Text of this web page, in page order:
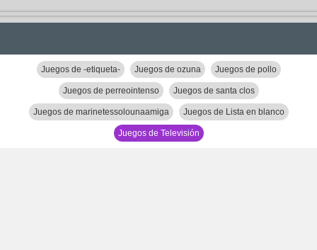
Juegos de -etiqueta- Juegos de ozuna Juegos de pollo
Juegos de perreointenso Juegos de santa clos
Juegos de marinetessolounaamiga Juegos de Lista en blanco
Juegos de Televisión